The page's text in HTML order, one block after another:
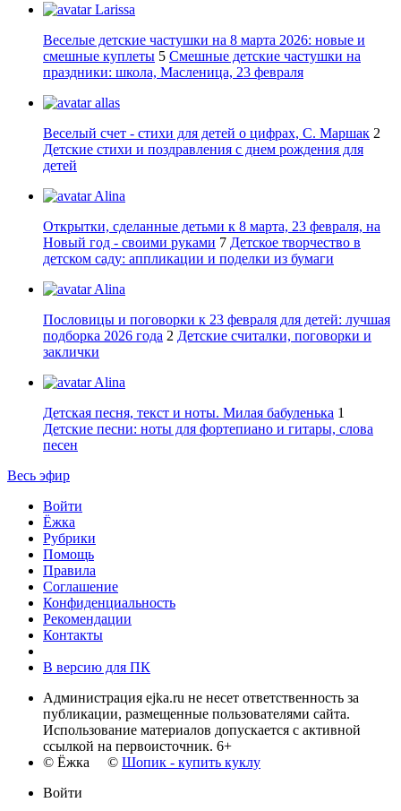
Larissa
Веселые детские частушки на 8 марта 2026: новые и
смешные куплеты 5 Смешные детские частушки на
праздники: школа, Масленица, 23 февраля
allas
Веселый счет - стихи для детей о цифрах, С. Маршак 2
Детские стихи и поздравления с днем рождения для
детей
Alina
Открытки, сделанные детьми к 8 марта, 23 февраля, на
Новый год - своими руками 7 Детское творчество в
детском саду: аппликации и поделки из бумаги
Alina
Пословицы и поговорки к 23 февраля для детей: лучшая
подборка 2026 года 2 Детские считалки, поговорки и
заклички
Alina
Детская песня, текст и ноты. Милая бабуленька 1
Детские песни: ноты для фортепиано и гитары, слова
песен
Весь эфир
Войти
Ёжка
Рубрики
Помощь
Правила
Соглашение
Конфиденциальность
Рекомендации
Контакты
В версию для ПК
Администрация ejka.ru не несет ответственность за
публикации, размещенные пользователями сайта.
Использование материалов допускается с активной
ссылкой на первоисточник. 6+
© Ёжка © Шопик - купить куклу
Войти